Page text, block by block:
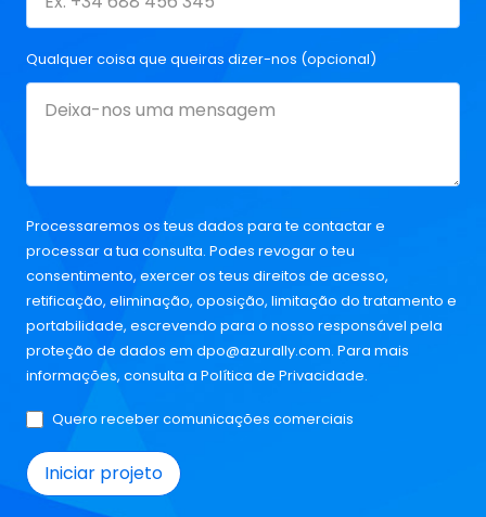
Qualquer coisa que queiras dizer-nos (opcional)
Processaremos os teus dados para te contactar e
processar a tua consulta. Podes revogar o teu
consentimento, exercer os teus direitos de acesso,
retificação, eliminação, oposição, limitação do tratamento e
portabilidade, escrevendo para o nosso responsável pela
proteção de dados em dpo@azurally.com. Para mais
informações, consulta a Política de Privacidade.
Quero receber comunicações comerciais